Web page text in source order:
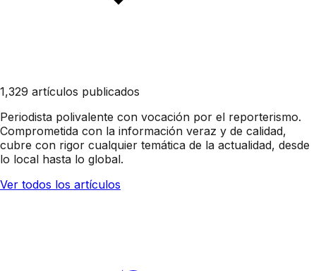
1,329 artículos publicados
Periodista polivalente con vocación por el reporterismo.
Comprometida con la información veraz y de calidad,
cubre con rigor cualquier temática de la actualidad, desde
lo local hasta lo global.
Ver todos los artículos